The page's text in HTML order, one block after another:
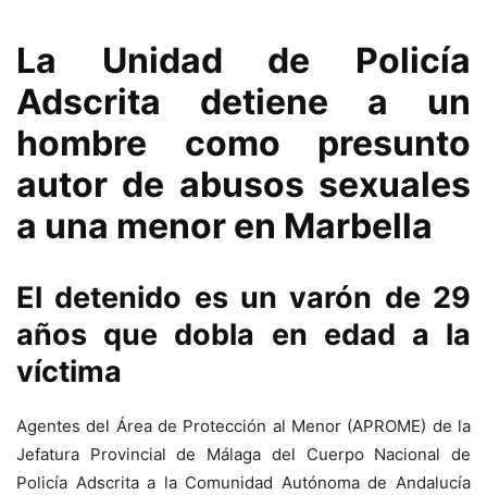
La Unidad de Policía
Adscrita detiene a un
hombre como presunto
autor de abusos sexuales
a una menor en Marbella
El detenido es un varón de 29
años que dobla en edad a la
víctima
Agentes del Área de Protección al Menor (APROME) de la
Jefatura Provincial de Málaga del Cuerpo Nacional de
Policía Adscrita a la Comunidad Autónoma de Andalucía